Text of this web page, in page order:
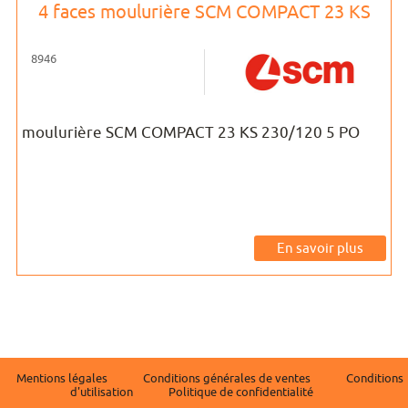
4 faces moulurière SCM COMPACT 23 KS
8946
moulurière SCM COMPACT 23 KS 230/120 5 PO
En savoir plus
Mentions légales Conditions générales de ventes
Conditions
d'utilisation
Politique de confidentialité